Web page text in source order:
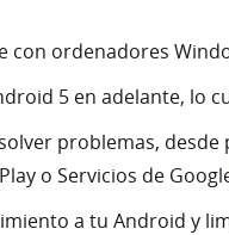
con ordenadores
5 en adelante, lo
problemas,
o Servicios de
a tu Android y